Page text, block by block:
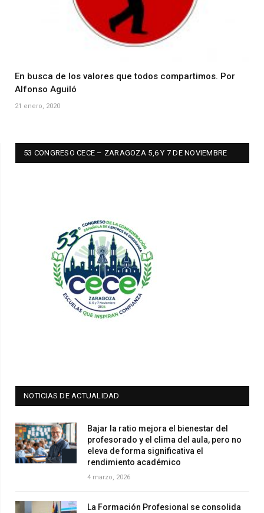
En busca de los valores que todos compartimos. Por
Alfonso Aguiló
21 enero, 2020
53 CONGRESO CECE – ZARAGOZA 5,6 Y 7 DE NOVIEMBRE
NOTICIAS DE ACTUALIDAD
Bajar la ratio mejora el bienestar del
profesorado y el clima del aula, pero no
eleva de forma significativa el
rendimiento académico
4 marzo, 2026
La Formación Profesional se consolida